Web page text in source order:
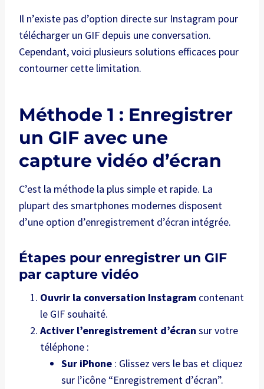
Il n’existe pas d’option directe sur Instagram pour
télécharger un GIF depuis une conversation.
Cependant, voici plusieurs solutions efficaces pour
contourner cette limitation.
Méthode 1 : Enregistrer
un GIF avec une
capture vidéo d’écran
C’est la méthode la plus simple et rapide. La
plupart des smartphones modernes disposent
d’une option d’enregistrement d’écran intégrée.
Étapes pour enregistrer un GIF
par capture vidéo
Ouvrir la conversation Instagram contenant
le GIF souhaité.
Activer l’enregistrement d’écran sur votre
téléphone :
Sur iPhone : Glissez vers le bas et cliquez
sur l’icône “Enregistrement d’écran”.